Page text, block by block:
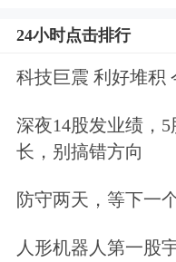
营面临多重重大
数据显示，2022
司股东的净利润
17.6%。
平安认为，营运
非营运项目波
24小时点击排行
科技巨震 利好堆积
深夜14股发业绩，
长，别搞错方向
防守两天，等下一
人形机器人第一股